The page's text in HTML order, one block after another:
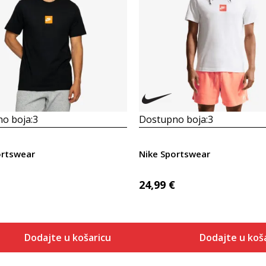
boja:3
Dodajte u košaricu
Dostupno boja:3
Nike Sportswear
24,99 €
Dodajte u